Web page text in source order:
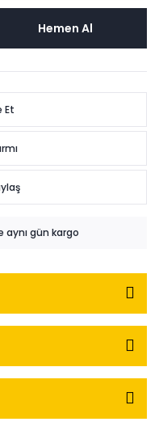
Hemen Al
Et
aynı gün kargo